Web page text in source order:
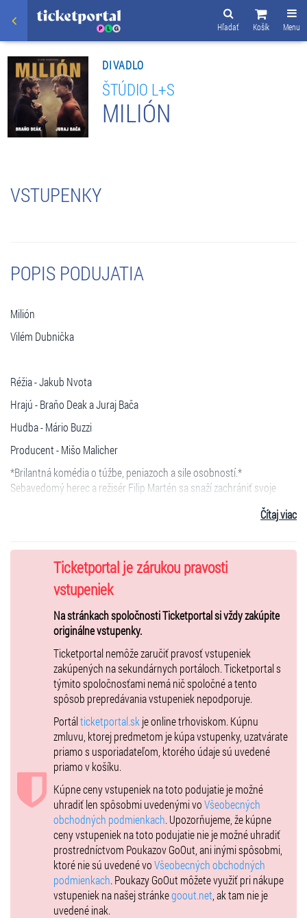
Menu
Košík
Hľadať
DIVADLO
ŠTÚDIO L+S
MILIÓN
VSTUPENKY
POPIS PODUJATIA
Milión
Vilém Dubnička
Réžia - Jakub Nvota
Hrajú - Braňo Deak a Juraj Bača
Hudba - Mário Buzzi
Producent - Mišo Malicher
*Brilantná komédia o túžbe, peniazoch a sile osobností.*
Sebavedomý herec a režisér Filip Martén sa snaží zachrániť svoje
vtipný a nečakaný súboj plný zvratov.
Dynamický dialóg, inteligentný humor a herecká energia braňa Deáka
a Juraja Baču sľubujú nezabudnuteľný divadelný zážitok.
Čítaj viac
Ticketportal je zárukou pravosti
vstupeniek
Na stránkach spoločnosti Ticketportal si vždy zakúpite
originálne vstupenky.
Ticketportal nemôže zaručiť pravosť vstupeniek
zakúpených na sekundárnych portáloch. Ticketportal s
týmito spoločnosťami nemá nič spoločné a tento
spôsob prepredávania vstupeniek nepodporuje.
Portálticketportal.sk je online trhoviskom. Kúpnu
zmluvu, ktorej predmetom je kúpa vstupenky, uzatvárate
priamo s usporiadateľom, ktorého údaje sú uvedené
priamo v košíku.
Kúpne ceny vstupeniek na toto podujatie je možné
uhradiť len spôsobmi uvedenými voVšeobecných
obchodných podmienkach. Upozorňujeme, že kúpne
ceny vstupeniek na toto podujatie nie je možné uhradiť
prostredníctvom Poukazov GoOut, ani inými spôsobmi,
ktoré nie sú uvedené voVšeobecných obchodných
podmienkach. Poukazy GoOut môžete využiť pri nákupe
vstupeniek na našej stránkegoout.net , ak tam nie je
uvedené inak.